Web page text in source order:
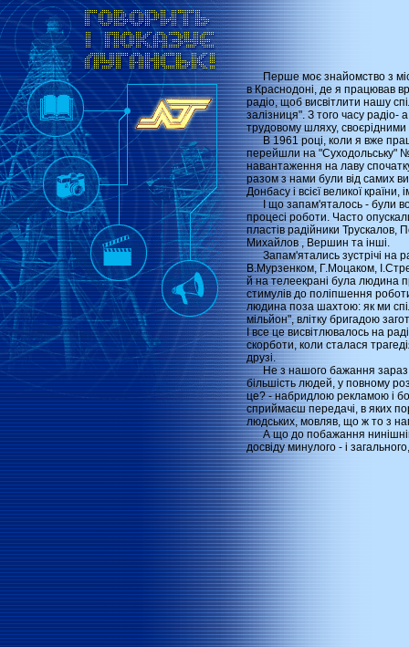
Перше моє знайомство з
в Краснодоні, де я працював
радіо, щоб висвітлити нашу
залізниця". З того часу
трудовому шляху, своєрідними
В 1961 році, коли я вже
перейшли на "Суходольську" №
навантаження на лаву
разом з нами були від самих
Донбасу і всієї великої
І що запам'яталось - були
процесі роботи. Часто
пластів радійники
Михайлов , Вершин та інші.
Запам'ятались зустрічі на
В.Мурзенком, Г.Моцаком,
й на телеекрані була людина
стимулів до поліпшення
людина поза шахтою: як ми
мільйон", влітку бригадою
І все це висвітлювалось на
скорботи, коли сталася
друзі.
Не з нашого бажання зараз
більшість людей, у повному
це? - набридлою рекламою і
сприймаєш передачі, в яких
людських, мовляв, що ж то з
А що до побажання нинішнім і
досвіду минулого - і